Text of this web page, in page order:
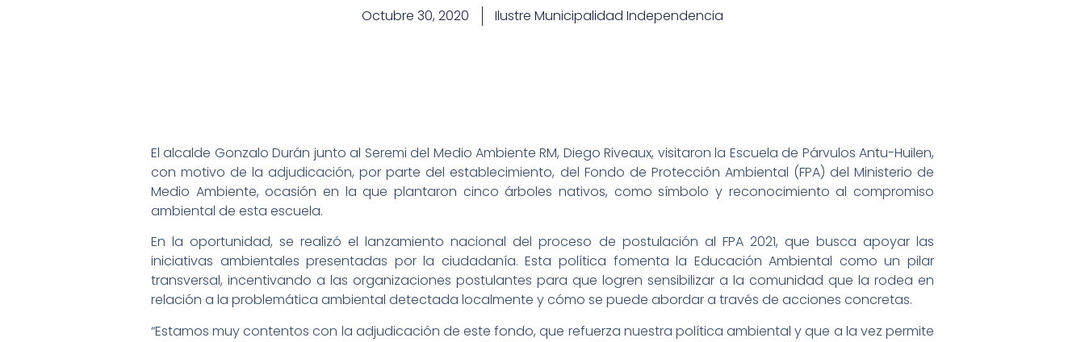
Octubre 30, 2020 Ilustre Municipalidad Independencia
El alcalde Gonzalo Durán junto al Seremi del Medio Ambiente RM, Diego Riveaux, visitaron la Escuela de Párvulos Antu-Huilen,
con motivo de la adjudicación, por parte del establecimiento, del Fondo de Protección Ambiental (FPA) del Ministerio de
Medio Ambiente, ocasión en la que plantaron cinco árboles nativos, como símbolo y reconocimiento al compromiso
ambiental de esta escuela.
En la oportunidad, se realizó el lanzamiento nacional del proceso de postulación al FPA 2021, que busca apoyar las
iniciativas ambientales presentadas por la ciudadanía. Esta política fomenta la Educación Ambiental como un pilar
transversal, incentivando a las organizaciones postulantes para que logren sensibilizar a la comunidad que la rodea en
relación a la problemática ambiental detectada localmente y cómo se puede abordar a través de acciones concretas.
“Estamos muy contentos con la adjudicación de este fondo, que refuerza nuestra política ambiental y que a la vez permite